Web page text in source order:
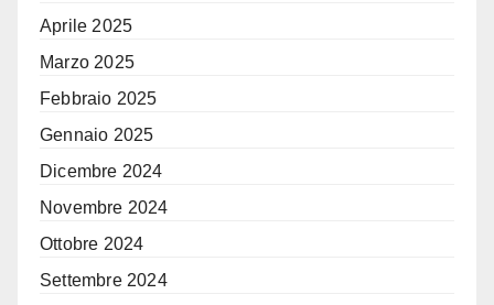
Aprile 2025
Marzo 2025
Febbraio 2025
Gennaio 2025
Dicembre 2024
Novembre 2024
Ottobre 2024
Settembre 2024